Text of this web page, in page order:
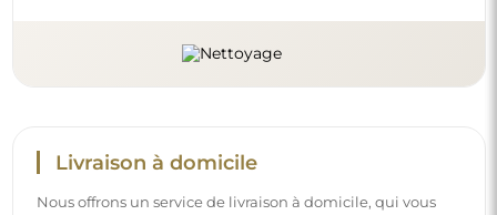
Livraison à domicile
Nous offrons un service de livraison à domicile, qui vous